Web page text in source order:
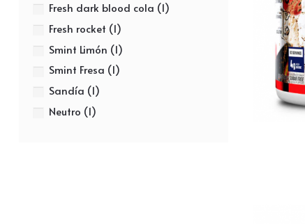
Fresh dark blood cola (1)
Fresh rocket (1)
Smint Limón (1)
Smint Fresa (1)
Sandía (1)
Neutro (1)